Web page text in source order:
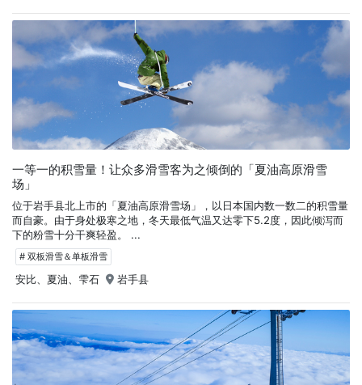
一等一的积雪量！让众多滑雪客为之倾倒的「夏油高原滑雪
场」
位于岩手县北上市的「夏油高原滑雪场」，以日本国内数一数二的积雪量
而自豪。由于身处极寒之地，冬天最低气温又达零下5.2度，因此倾泻而
下的粉雪十分干爽轻盈。 ...
# 双板滑雪＆单板滑雪
安比、夏油、雫石 岩手县